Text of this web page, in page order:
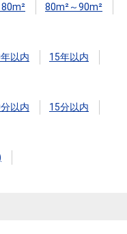
80m²～90m²
以内
15年以内
以内
15分以内